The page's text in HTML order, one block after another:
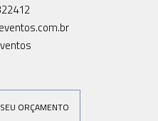
ORÇAMENTO